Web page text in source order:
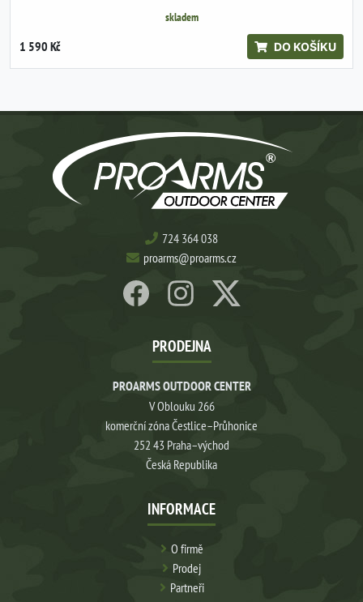
skladem
1 590 Kč DO KOŠÍKU
724 364 038
proarms@proarms.cz
PRODEJNA
PROARMS OUTDOOR CENTER
V Oblouku 266
komerční zóna Čestlice–Průhonice
252 43 Praha–východ
Česká Republika
INFORMACE
O firmě
Prodej
Partneři